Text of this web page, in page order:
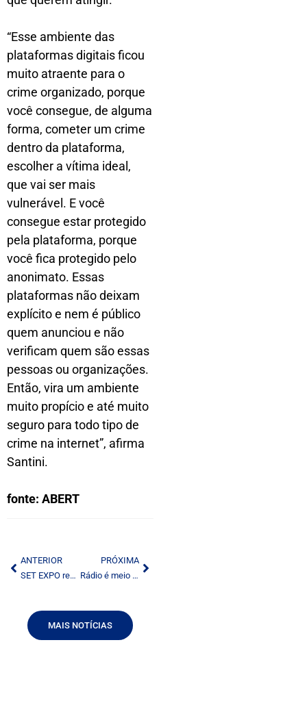
“Esse ambiente das
plataformas digitais ficou
muito atraente para o
crime organizado, porque
você consegue, de alguma
forma, cometer um crime
dentro da plataforma,
escolher a vítima ideal,
que vai ser mais
vulnerável. E você
consegue estar protegido
pela plataforma, porque
você fica protegido pelo
anonimato. Essas
plataformas não deixam
explícito e nem é público
quem anunciou e não
verificam quem são essas
pessoas ou organizações.
Então, vira um ambiente
muito propício e até muito
seguro para todo tipo de
crime na internet”, afirma
Santini.
fonte: ABERT
ANTERIOR
SET EXPO reúne radiodifusão de todo país
PRÓXIMA
Rádio é meio mais confiável para eleitores americanos
MAIS NOTÍCIAS